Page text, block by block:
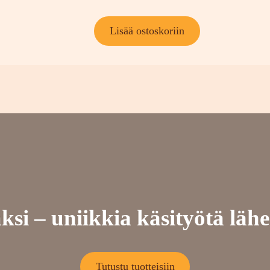
Lisää ostoskoriin
– uniikkia käsityötä
Tutustu tuotteisiin